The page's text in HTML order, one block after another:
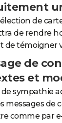
de
de rendre
de témoigner
de
et
de sympathie
messages de
comme par